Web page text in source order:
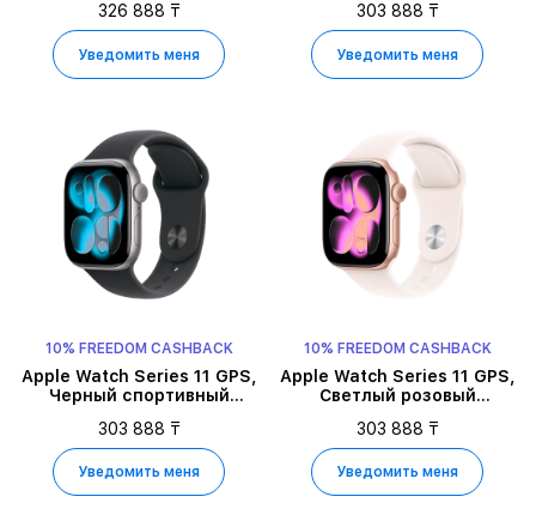
Black Aluminium
326 888 ₸
Уведомить меня
Aluminium
303 888 ₸
Уведомить меня
10% FREEDOM CASHBACK
Apple Watch Series 11 GPS,
Черный спортивный
Space Grey Aluminium
303 888 ₸
Уведомить меня
10% FREEDOM CASHBACK
Apple Watch Series 11 GPS,
Светлый розовый
42мм, Rose Gold Aluminium
303 888 ₸
Уведомить меня